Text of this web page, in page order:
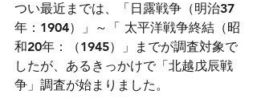
つい最近までは、「日露戦争（明治37
年：1904）」～「 太平洋戦争終結（昭
和20年：（1945）」までが調査対象で
したが、あるきっかけで「北越戊辰戦
争」調査が始まりました。